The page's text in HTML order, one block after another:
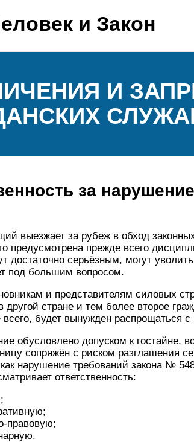
и Закон
И
за
выезжает за рубеж в обход
предусмотрена прежде всего
достаточно серьёзным, могут
под большим вопросом.
и представителям силовых
другой стране и тем более второе
всего, будет вынужден распрощаться
обусловлено допуском к гостайне,
сопряжён с риском разглашения
нарушение требований закона №
ответственность:
правовую;